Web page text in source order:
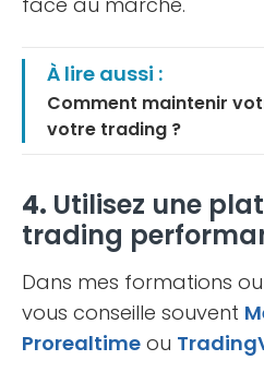
À lire aussi :
Comment maintenir
votre trading ?
4. Utilisez une
trading
Dans mes formations
vous conseille souvent
Prorealtime ou